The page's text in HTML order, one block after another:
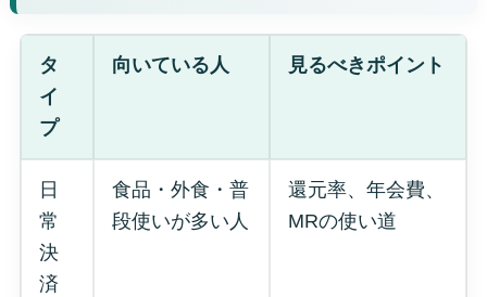
タ
イ
プ
向いている人 見るべきポイント
日
常
決
済
食品・外食・普
段使いが多い人
還元率、年会費、
MRの使い道